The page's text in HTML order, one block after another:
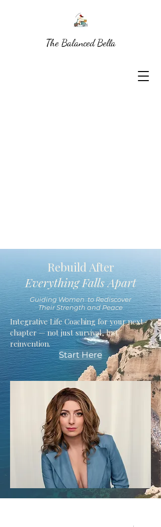
Rebuild After
Everything Falls Apart
Guiding Women to Rediscover
Their Strength and Peace
Integrative Life Coaching for your next
chapter — not just survival, but
reinvention.
Start Here
The Balanced Bella